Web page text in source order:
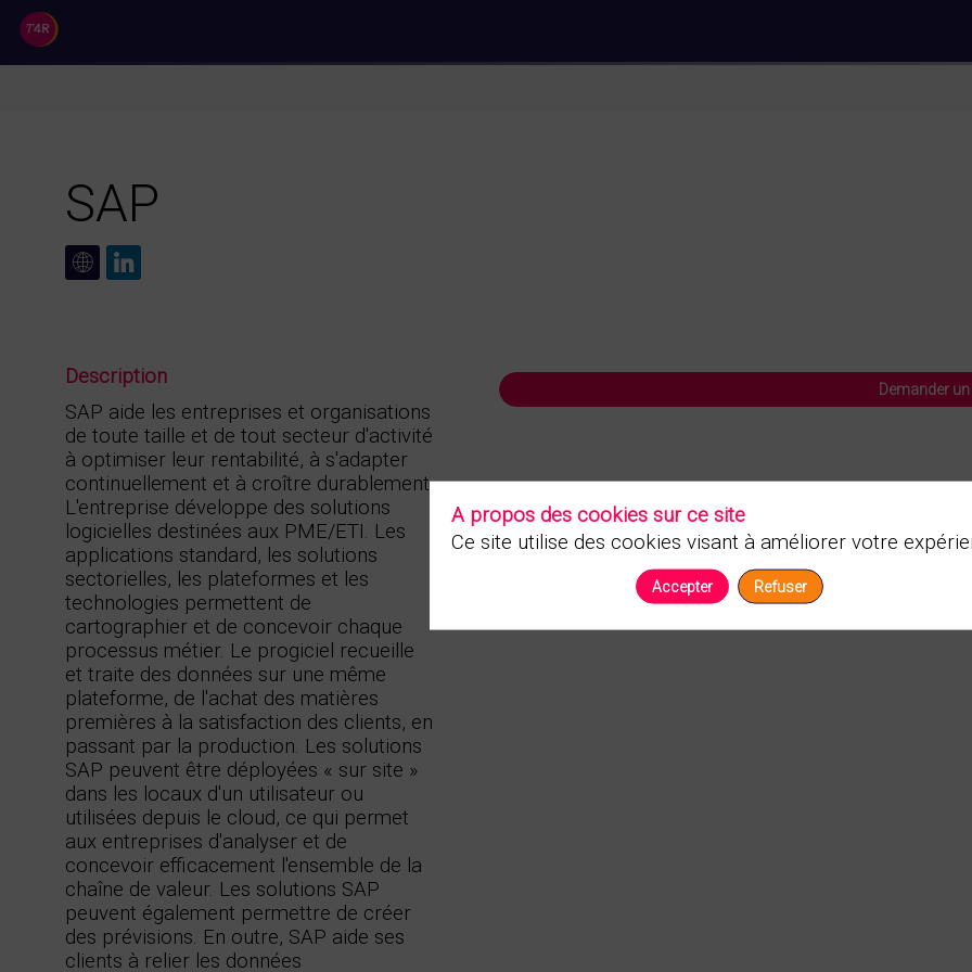
SAP
Demander un
Description
SAP aide les entreprises et organisations
de toute taille et de tout secteur d'activité
à optimiser leur rentabilité, à s'adapter
continuellement et à croître durablement.
L'entreprise développe des solutions
logicielles destinées aux PME/ETI. Les
applications standard, les solutions
sectorielles, les plateformes et les
technologies permettent de
cartographier et de concevoir chaque
processus métier. Le progiciel recueille
et traite des données sur une même
plateforme, de l'achat des matières
premières à la satisfaction des clients, en
passant par la production. Les solutions
SAP peuvent être déployées « sur site »
dans les locaux d'un utilisateur ou
utilisées depuis le cloud, ce qui permet
aux entreprises d'analyser et de
concevoir efficacement l'ensemble de la
chaîne de valeur. Les solutions SAP
peuvent également permettre de créer
des prévisions. En outre, SAP aide ses
clients à relier les données
A propos des cookies sur ce site
Ce site utilise des cookies visant à améliorer votre
Accepter Refuser